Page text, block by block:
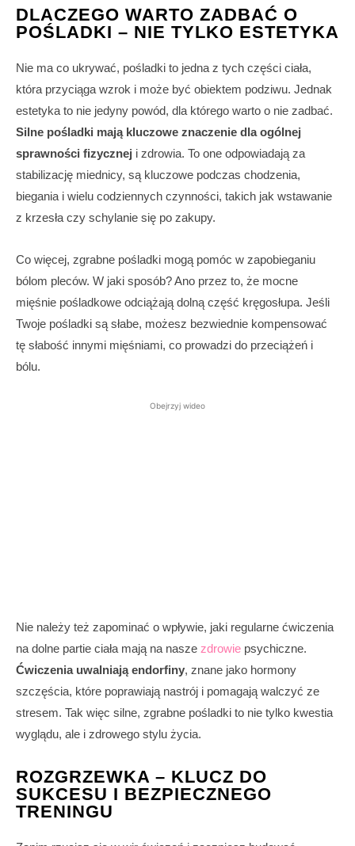
DLACZEGO WARTO ZADBAĆ O
POŚLADKI – NIE TYLKO ESTETYKA
Nie ma co ukrywać, pośladki to jedna z tych części ciała,
która przyciąga wzrok i może być obiektem podziwu. Jednak
estetyka to nie jedyny powód, dla którego warto o nie zadbać.
Silne pośladki mają kluczowe znaczenie dla ogólnej
sprawności fizycznej i zdrowia. To one odpowiadają za
stabilizację miednicy, są kluczowe podczas chodzenia,
biegania i wielu codziennych czynności, takich jak wstawanie
z krzesła czy schylanie się po zakupy.
Co więcej, zgrabne pośladki mogą pomóc w zapobieganiu
bólom pleców. W jaki sposób? Ano przez to, że mocne
mięśnie pośladkowe odciążają dolną część kręgosłupa. Jeśli
Twoje pośladki są słabe, możesz bezwiednie kompensować
tę słabość innymi mięśniami, co prowadzi do przeciążeń i
bólu.
Obejrzyj wideo
Nie należy też zapominać o wpływie, jaki regularne ćwiczenia
na dolne partie ciała mają na nasze zdrowie psychiczne.
Ćwiczenia uwalniają endorfiny, znane jako hormony
szczęścia, które poprawiają nastrój i pomagają walczyć ze
stresem. Tak więc silne, zgrabne pośladki to nie tylko kwestia
wyglądu, ale i zdrowego stylu życia.
ROZGRZEWKA – KLUCZ DO
SUKCESU I BEZPIECZNEGO
TRENINGU